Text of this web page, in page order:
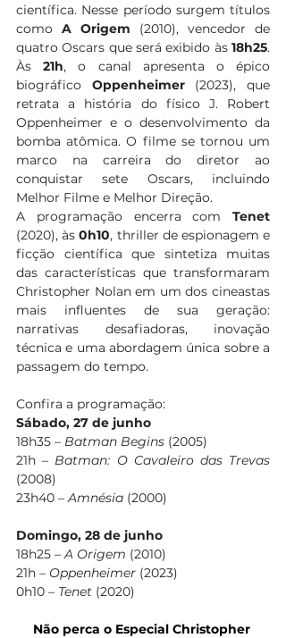
científica. Nesse período surgem títulos
como A Origem (2010), vencedor de
quatro Oscars que será exibido às 18h25.
Às 21h, o canal apresenta o épico
biográfico Oppenheimer (2023), que
retrata a história do físico J. Robert
Oppenheimer e o desenvolvimento da
bomba atômica. O filme se tornou um
marco na carreira do diretor ao
conquistar sete Oscars, incluindo
Melhor Filme e Melhor Direção.
A programação encerra com Tenet
(2020), às 0h10, thriller de espionagem e
ficção científica que sintetiza muitas
das características que transformaram
Christopher Nolan em um dos cineastas
mais influentes de sua geração:
narrativas desafiadoras, inovação
técnica e uma abordagem única sobre a
passagem do tempo.
Confira a programação:
Sábado, 27 de junho
18h35 – Batman Begins (2005)
21h – Batman: O Cavaleiro das Trevas
(2008)
23h40 – Amnésia (2000)
Domingo, 28 de junho
18h25 – A Origem (2010)
21h – Oppenheimer (2023)
0h10 – Tenet (2020)
Não perca o Especial Christopher